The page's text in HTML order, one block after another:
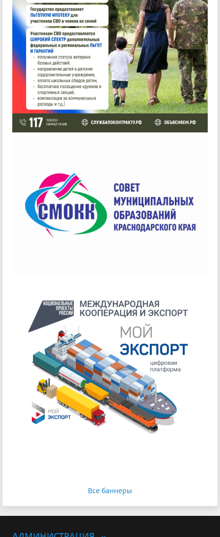
Все баннеры